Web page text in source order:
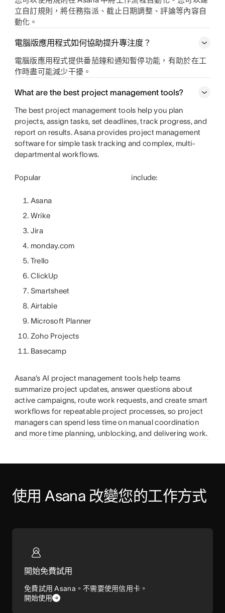
立自訂規則，將任務指派、截止日期調整、評論等內容自
動化。
電腦版應用程式如何協助提升專注度？
電腦版應用程式提供番茄鐘和通知暫停功能，有助於在工
作時盡可能減少干擾。
What are the best project management tools?
The best project management tools help you plan
projects, assign tasks, set deadlines, track progress, and
report on results. Asana provides project management
software for simple task tracking and complex, multi-
departmental workflows.
Popular include:
Asana
Wrike
Jira
monday.com
Trello
ClickUp
Smartsheet
Airtable
Microsoft Planner
Zoho Projects
Basecamp
Asana’s AI project management tools help teams
summarize project updates, answer questions about
active campaigns, route work requests, and create smart
workflows for repeatable project processes, so project
managers can spend less time on manual coordination
and more time planning, unblocking, and delivering work.
使用 Asana 改變您的工作方式
開始免費試用
免費試用 Asana。不需要使用信用卡。
開始使用